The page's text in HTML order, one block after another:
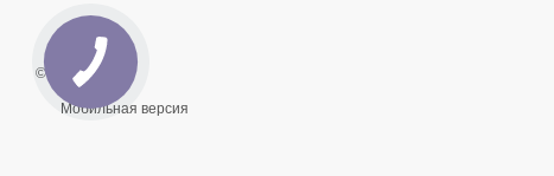
© 2026
Мобильная версия